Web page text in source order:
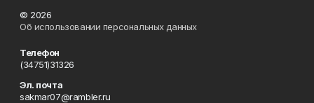
© 2026
Об использовании персональных данных
Телефон
(34751)31326
Эл. почта
sakmar07@rambler.ru